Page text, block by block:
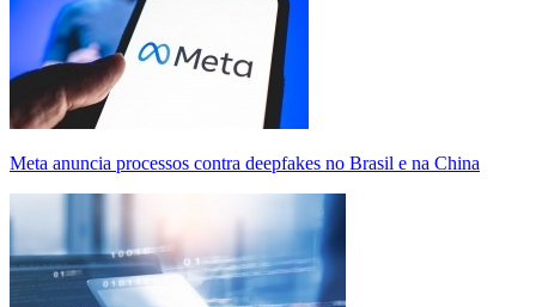
Meta anuncia processos contra deepfakes no Brasil e na China